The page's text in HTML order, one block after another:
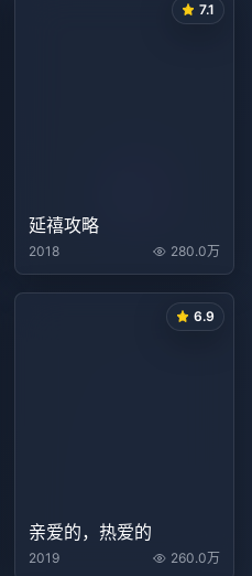
7.1
延禧攻略
2018 280.0万
6.9
亲爱的，热爱的
2019 260.0万